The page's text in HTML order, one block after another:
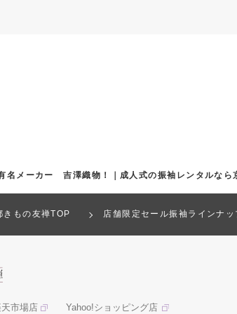
名メーカー 吉澤織物！｜成人式の振袖レンタルなら
きもの友禅TOP 店舗限定セール振袖ラインナッ
市場店 Yahoo!ショッピング店